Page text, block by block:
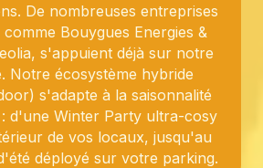
De nombreuses entreprises
Bouygues Energies &
s'appuient déjà sur notre
Notre écosystème hybride
s'adapte à la saisonnalité
d'une Winter Party ultra-cosy
de vos locaux, jusqu'au
déployé sur votre parking.